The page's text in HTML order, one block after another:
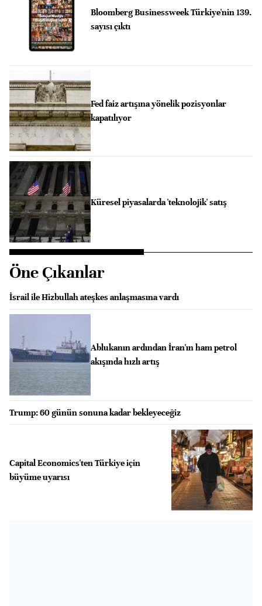
Bloomberg Businessweek Türkiye'nin 139.
sayısı çıktı
Fed faiz artışına yönelik pozisyonlar
kapatılıyor
Küresel piyasalarda 'teknolojik' satış
Öne Çıkanlar
İsrail ile Hizbullah ateşkes anlaşmasına vardı
Ablukanın ardından İran'ın ham petrol
akışında hızlı artış
Trump: 60 günün sonuna kadar bekleyeceğiz
Capital Economics'ten Türkiye için
büyüme uyarısı